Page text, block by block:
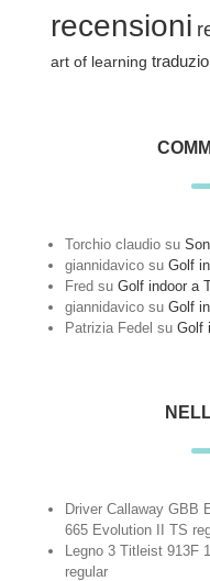
recensioni
art of learning
Torchio claudio su
giannidavico suGolf
Fred suGolf indoor a
giannidavico suGolf
Patrizia Fedel suGolf
Driver Callaway GBB
665 Evolution II TS
Legno 3 Titleist 913F
regular